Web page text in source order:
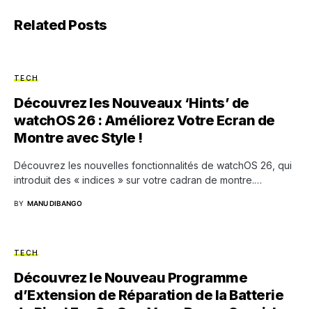
Related Posts
TECH
Découvrez les Nouveaux ‘Hints’ de
watchOS 26 : Améliorez Votre Ecran de
Montre avec Style !
Découvrez les nouvelles fonctionnalités de watchOS 26, qui
introduit des « indices » sur votre cadran de montre.…
BY MANU DIBANGO
TECH
Découvrez le Nouveau Programme
d’Extension de Réparation de la Batterie